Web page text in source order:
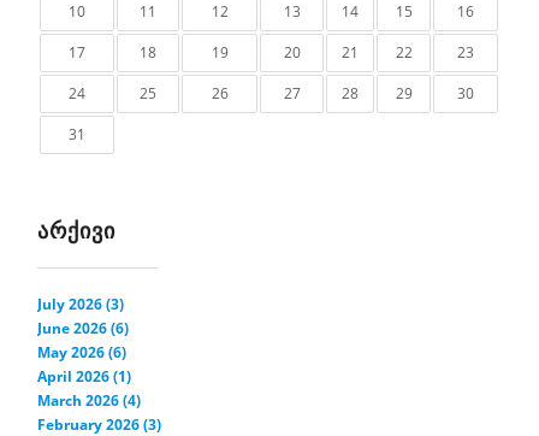
10
11 12 13 14 15
16
17
18 19 20 21 22
23
24
25 26 27 28 29
30
31
ᲐᲠᲥᲘᲕᲘ
July 2026 (3)
June 2026 (6)
May 2026 (6)
April 2026 (1)
March 2026 (4)
February 2026 (3)